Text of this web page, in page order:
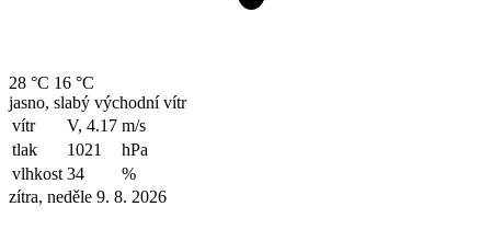
28 °C 16 °C
jasno, slabý východní vítr
vítr
V, 4.17 m/s
tlak
1021
hPa
vlhkost 34
%
zítra, neděle 9. 8. 2026